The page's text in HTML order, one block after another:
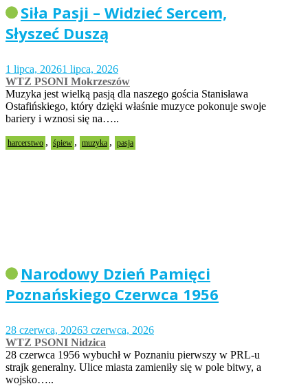
Siła Pasji – Widzieć Sercem,
Słyszeć Duszą
1 lipca, 20261 lipca, 2026
WTZ PSONI Mokrzeszów
Muzyka jest wielką pasją dla naszego gościa Stanisława
Ostafińskiego, który dzięki właśnie muzyce pokonuje swoje
bariery i wznosi się na…..
harcerstwo , śpiew , muzyka , pasja
Narodowy Dzień Pamięci
Poznańskiego Czerwca 1956
28 czerwca, 20263 czerwca, 2026
WTZ PSONI Nidzica
28 czerwca 1956 wybuchł w Poznaniu pierwszy w PRL-u
strajk generalny. Ulice miasta zamieniły się w pole bitwy, a
wojsko…..